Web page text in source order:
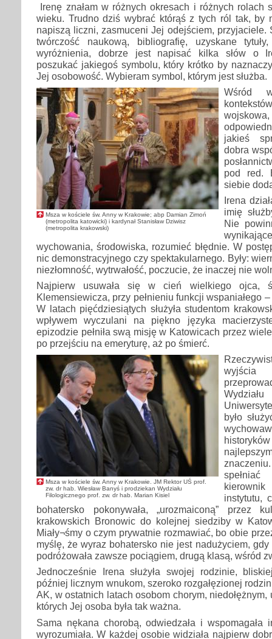
Irenę znałam w różnych okresach i różnych rolach
wieku. Trudno dziś wybrać którąś z tych ról tak, by
napiszą liczni, zasmuceni Jej odejściem, przyjaciele.
twórczość naukową, bibliografię, uzyskane
wyróżnienia, dobrze jest napisać kilka słów o
poszukać jakiegoś symbolu, który krótko by
Jej osobowość. Wybieram symbol, którym jest służba.
Msza w kościele św. Anny w Krakowie; abp Damian Zimoń
(metropolita katowicki) i kardynał Stanisław Dziwisz
(metropolita krakowski)
Wśród
jakieś
dobra
pod red.
siebie
Irena
imię
Nie
wychowania, środowiska, rozumieć błędnie. W
nic demonstracyjnego czy spektakularnego. Były:
niezłomność, wytrwałość, poczucie, że inaczej nie
Najpierw usuwała się w cień wielkiego ojca,
Klemensiewicza, przy pełnieniu funkcji wspaniałego
W latach pięćdziesiątych służyła studentom
wpływem wyczulani na piękno języka
epizodzie pełniła swą misję w Katowicach przez
po przejściu na emeryturę, aż po śmierć.
Msza w kościele św. Anny w Krakowie. JM Rektor UŚ prof.
zw. dr hab. Wiesław Banyś i prodziekan Wydziału
Filologicznego prof. zw. dr hab. Marian Kisiel
wyjścia
było
instytutu,
bohatersko pokonywała, „urozmaiconą” przez
krakowskich Bronowic do kolejnej siedziby w
Miały¬śmy o czym prywatnie rozmawiać, bo obie
myślę, że wyraz bohatersko nie jest nadużyciem,
podróżowała zawsze pociągiem, drugą klasą, wśród
Jednocześnie Irena służyła swojej rodzinie,
później licznym wnukom, szeroko rozgałęzionej
AK, w ostatnich latach osobom chorym,
których Jej osoba była tak ważna.
Sama nękana chorobą, odwiedzała i wspomagała
wyrozumiała. W każdej osobie widziała najpierw